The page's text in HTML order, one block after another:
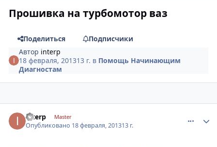
Прошивка на турбомотор ваз
Поделиться
Подписчики
Автор interp
18 февраля, 201313 г. в Помощь Начинающим
Диагностам
interp Master
Опубликовано 18 февраля, 201313 г.